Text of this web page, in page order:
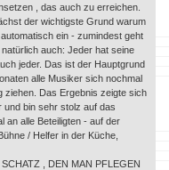
, das auch zu erreichen.
der wichtigste Grund warum
ein - zumindest geht
auch: Jeder hat seine
jeder. Das ist der Hauptgrund
alle Musiker sich nochmal
ziehen. Das Ergebnis zeigte sich
und bin sehr stolz auf das
an alle Beteiligten - auf der
/ Helfer in der Küche,
, DEN MAN PFLEGEN